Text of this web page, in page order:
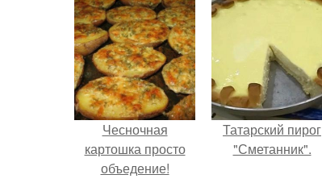
Чесночная
картошка просто
объедение!
Татарский пирог
"Сметанник".